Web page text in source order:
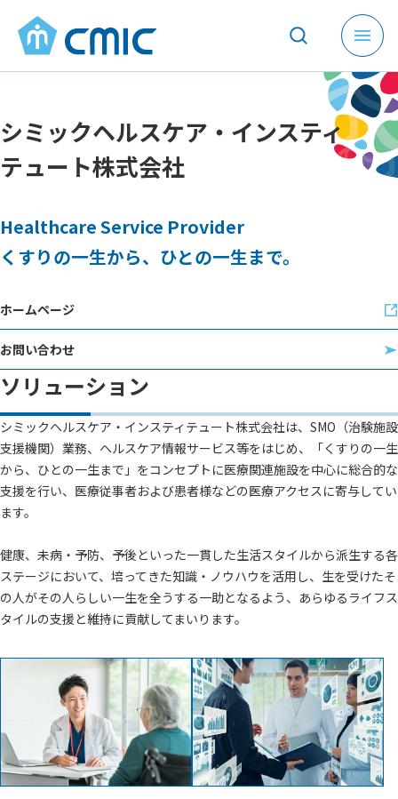
メ
ニ
ュ
ー
を
開
く
シミックヘルスケア・インスティ
テュート株式会社
Healthcare Service Provider
くすりの一生から、ひとの一生まで。
ホームページ
お問い合わせ
ソリューション
シミックヘルスケア・インスティテュート株式会社は、SMO（治験施設
支援機関）業務、ヘルスケア情報サービス等をはじめ、「くすりの一生
から、ひとの一生まで」をコンセプトに医療関連施設を中心に総合的な
支援を行い、医療従事者および患者様などの医療アクセスに寄与してい
ます。
健康、未病・予防、予後といった一貫した生活スタイルから派生する各
ステージにおいて、培ってきた知識・ノウハウを活用し、生を受けたそ
の人がその人らしい一生を全うする一助となるよう、あらゆるライフス
タイルの支援と維持に貢献してまいります。